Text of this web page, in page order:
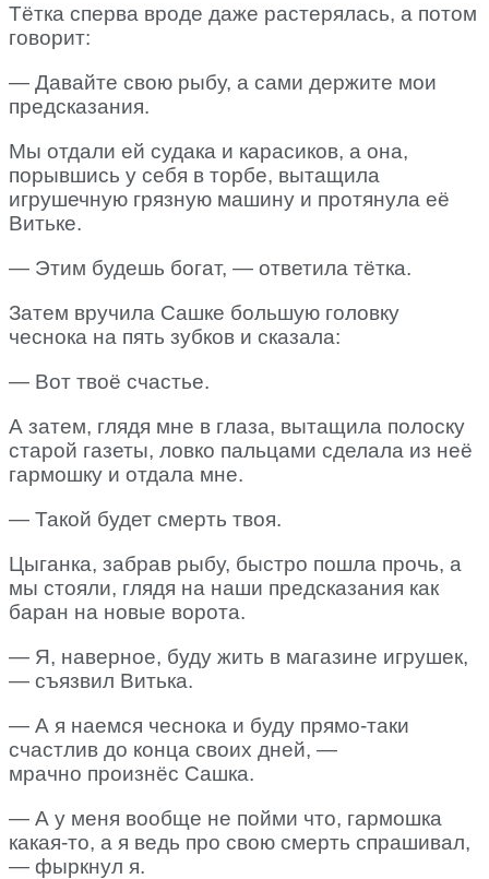
Тётка сперва вроде даже растерялась, а потом
говорит:
— Давайте свою рыбу, а сами держите мои
предсказания.
Мы отдали ей судака и карасиков, а она,
порывшись у себя в торбе, вытащила
игрушечную грязную машину и протянула её
Витьке.
— Этим будешь богат, — ответила тётка.
Затем вручила Сашке большую головку
чеснока на пять зубков и сказала:
— Вот твоё счастье.
А затем, глядя мне в глаза, вытащила полоску
старой газеты, ловко пальцами сделала из неё
гармошку и отдала мне.
— Такой будет смерть твоя.
Цыганка, забрав рыбу, быстро пошла прочь, а
мы стояли, глядя на наши предсказания как
баран на новые ворота.
— Я, наверное, буду жить в магазине игрушек,
— съязвил Витька.
— А я наемся чеснока и буду прямо-таки
счастлив до конца своих дней, —
мрачно произнёс Сашка.
— А у меня вообще не пойми что, гармошка
какая-то, а я ведь про свою смерть спрашивал,
— фыркнул я.